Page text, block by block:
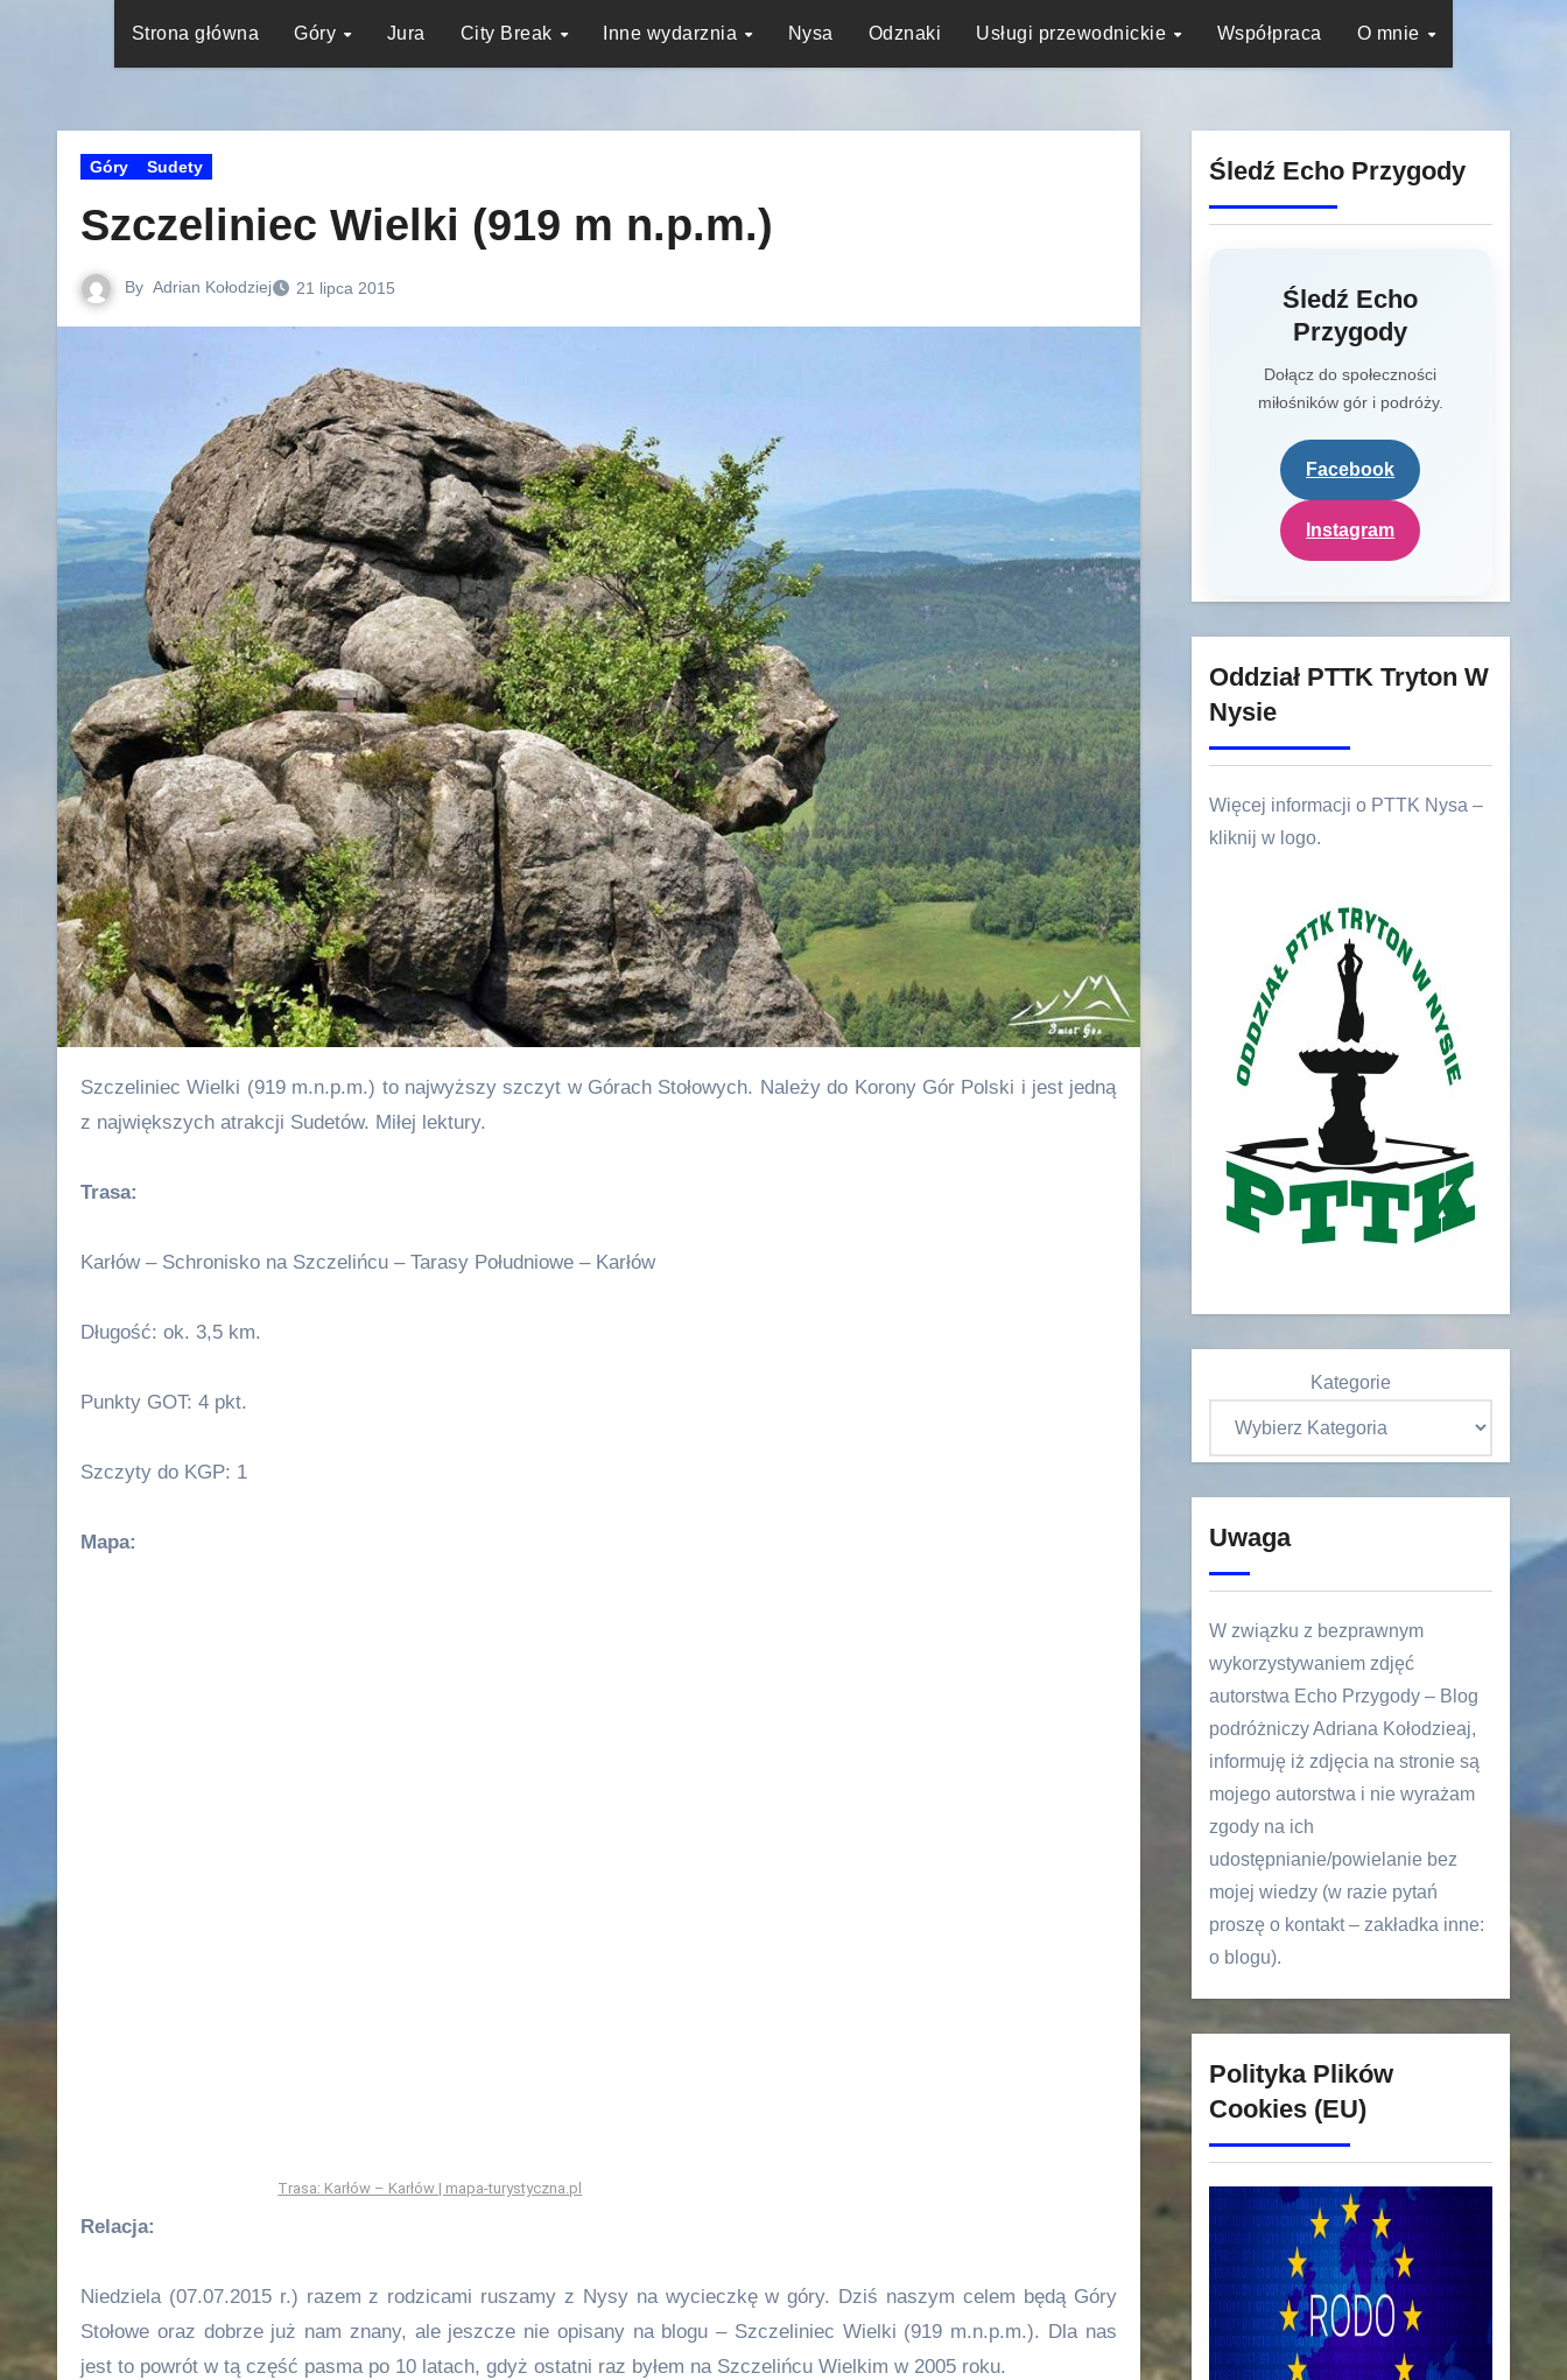
Strona główna Góry Jura City Break Inne wydarznia Nysa Odznaki Usługi przewodnickie Współpraca O mnie
Góry Sudety
Szczeliniec Wielki (919 m n.p.m.)
By Adrian Kołodziej 21 lipca 2015
Szczeliniec Wielki (919 m.n.p.m.) to najwyższy szczyt w Górach Stołowych. Należy do Korony Gór Polski i jest jedną
z największych atrakcji Sudetów. Miłej lektury.
Trasa:
Karłów – Schronisko na Szczelińcu – Tarasy Południowe – Karłów
Długość: ok. 3,5 km.
Punkty GOT: 4 pkt.
Szczyty do KGP: 1
Mapa:
Trasa: Karłów – Karłów | mapa-turystyczna.pl
Relacja:
Niedziela (07.07.2015 r.) razem z rodzicami ruszamy z Nysy na wycieczkę w góry. Dziś naszym celem będą Góry
Stołowe oraz dobrze już nam znany, ale jeszcze nie opisany na blogu – Szczeliniec Wielki (919 m.n.p.m.). Dla nas
jest to powrót w tą część pasma po 10 latach, gdyż ostatni raz byłem na Szczelińcu Wielkim w 2005 roku.
Śledź Echo Przygody
Śledź Echo
Przygody
Dołącz do społeczności
miłośników gór i podróży.
Facebook
Instagram
Oddział PTTK Tryton W
Nysie
Więcej informacji o PTTK Nysa –
kliknij w logo.
Kategorie
Uwaga
W związku z bezprawnym
wykorzystywaniem zdjęć
autorstwa Echo Przygody – Blog
podróżniczy Adriana Kołodzieaj,
informuję iż zdjęcia na stronie są
mojego autorstwa i nie wyrażam
zgody na ich
udostępnianie/powielanie bez
mojej wiedzy (w razie pytań
proszę o kontakt – zakładka inne:
o blogu).
Polityka Plików
Cookies (EU)